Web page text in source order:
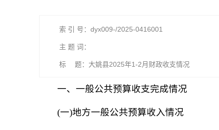
索 引 号：dyx009-/2025-0416001
主 题 词：
标 题：大姚县2025年1-2月财政收支情况
一、一般公共预算收支完成情况
(一)地方一般公共预算收入情况